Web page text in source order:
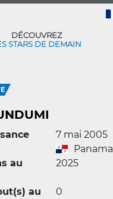
DÉCOUVREZ
STARS DE DEMAIN
7 mai 2005
Panama
au
2025
au
0